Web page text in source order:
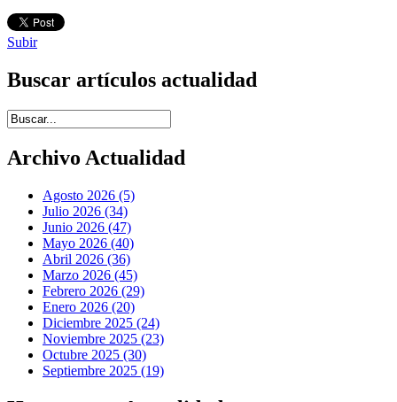
Subir
Buscar artículos actualidad
Introduce términos de búsqueda
Archivo Actualidad
Agosto 2026 (5)
Julio 2026 (34)
Junio 2026 (47)
Mayo 2026 (40)
Abril 2026 (36)
Marzo 2026 (45)
Febrero 2026 (29)
Enero 2026 (20)
Diciembre 2025 (24)
Noviembre 2025 (23)
Octubre 2025 (30)
Septiembre 2025 (19)